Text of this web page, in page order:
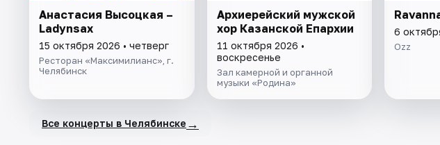
Анастасия Высоцкая –
Ladynsax
15 октября 2026 • четверг
Ресторан «Максимилианс», г.
Челябинск
Архиерейский мужской
хор Казанской Епархии
11 октября 2026 •
воскресенье
Зал камерной и органной
музыки «Родина»
6
Ozz
Все концерты в Челябинске →